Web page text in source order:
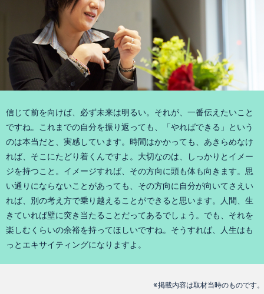
信じて前を向けば、必ず未来は明るい。それが、一番伝えたいこと
ですね。これまでの自分を振り返っても、「やればできる」という
のは本当だと、実感しています。時間はかかっても、あきらめなけ
れば、そこにたどり着くんですよ。大切なのは、しっかりとイメー
ジを持つこと。イメージすれば、その方向に頭も体も向きます。思
い通りにならないことがあっても、その方向に自分が向いてさえい
れば、別の考え方で乗り越えることができると思います。人間、生
きていれば壁に突き当たることだってあるでしょう。でも、それを
楽しむくらいの余裕を持ってほしいですね。そうすれば、人生はも
っとエキサイティングになりますよ。
※掲載内容は取材当時のものです。